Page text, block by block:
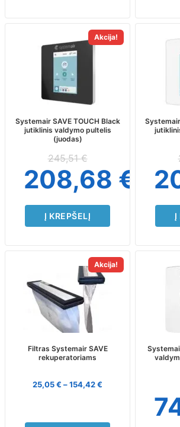
Akcija!
Systemair SAVE TOUCH Black
jutiklinis valdymo pultelis
(juodas)
245,51€
208,68 €
Į KREPŠELĮ Į
Akcija!
Filtras Systemair SAVE
rekuperatoriams
25,05€ –154,42€
This
product
has
multiple
variants.
The
options
may
be
on